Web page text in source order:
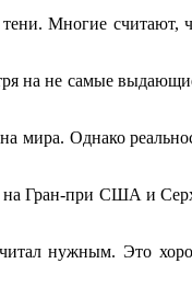
Многие
на не самые
мира. Однако
на Гран-при США и
нужным. Это